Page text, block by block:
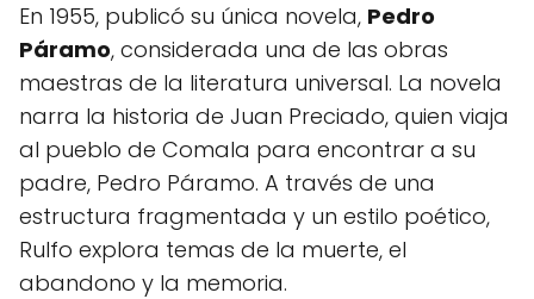
En 1955, publicó su única novela, Pedro
Páramo, considerada una de las obras
maestras de la literatura universal. La novela
narra la historia de Juan Preciado, quien viaja
al pueblo de Comala para encontrar a su
padre, Pedro Páramo. A través de una
estructura fragmentada y un estilo poético,
Rulfo explora temas de la muerte, el
abandono y la memoria.